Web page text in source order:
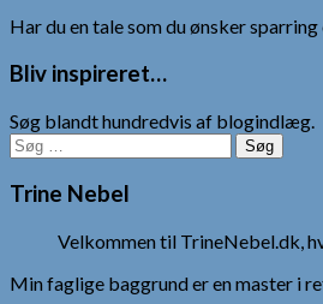
Har du en tale som du ønsker
Bliv inspireret…
Søg blandt hundredvis af blogindlæg.
Søg
efter:
Trine Nebel
Velkommen til TrineNebel.dk,
Min faglige baggrund er en master i